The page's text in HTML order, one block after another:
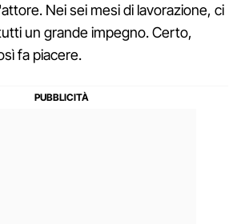
Nei sei mesi di lavorazione, ci
un grande impegno. Certo,
fa piacere.